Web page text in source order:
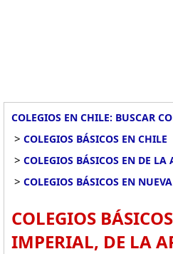
COLEGIOS EN CHILE: BUSCAR
> COLEGIOS BÁSICOS EN CHILE
> COLEGIOS BÁSICOS EN DE
> COLEGIOS BÁSICOS EN
COLEGIOS
IMPERIAL, DE LA